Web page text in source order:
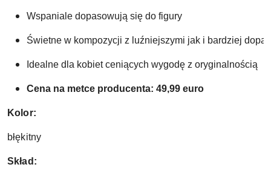
Wspaniale dopasowują się do figury
Świetne w kompozycji z luźniejszymi jak i bardziej
Idealne dla kobiet ceniących wygodę z oryginalnością
Cena na metce producenta: 49,99 euro
Kolor:
błękitny
Skład: